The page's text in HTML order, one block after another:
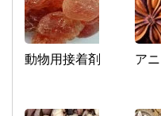
動物用接着剤 ア